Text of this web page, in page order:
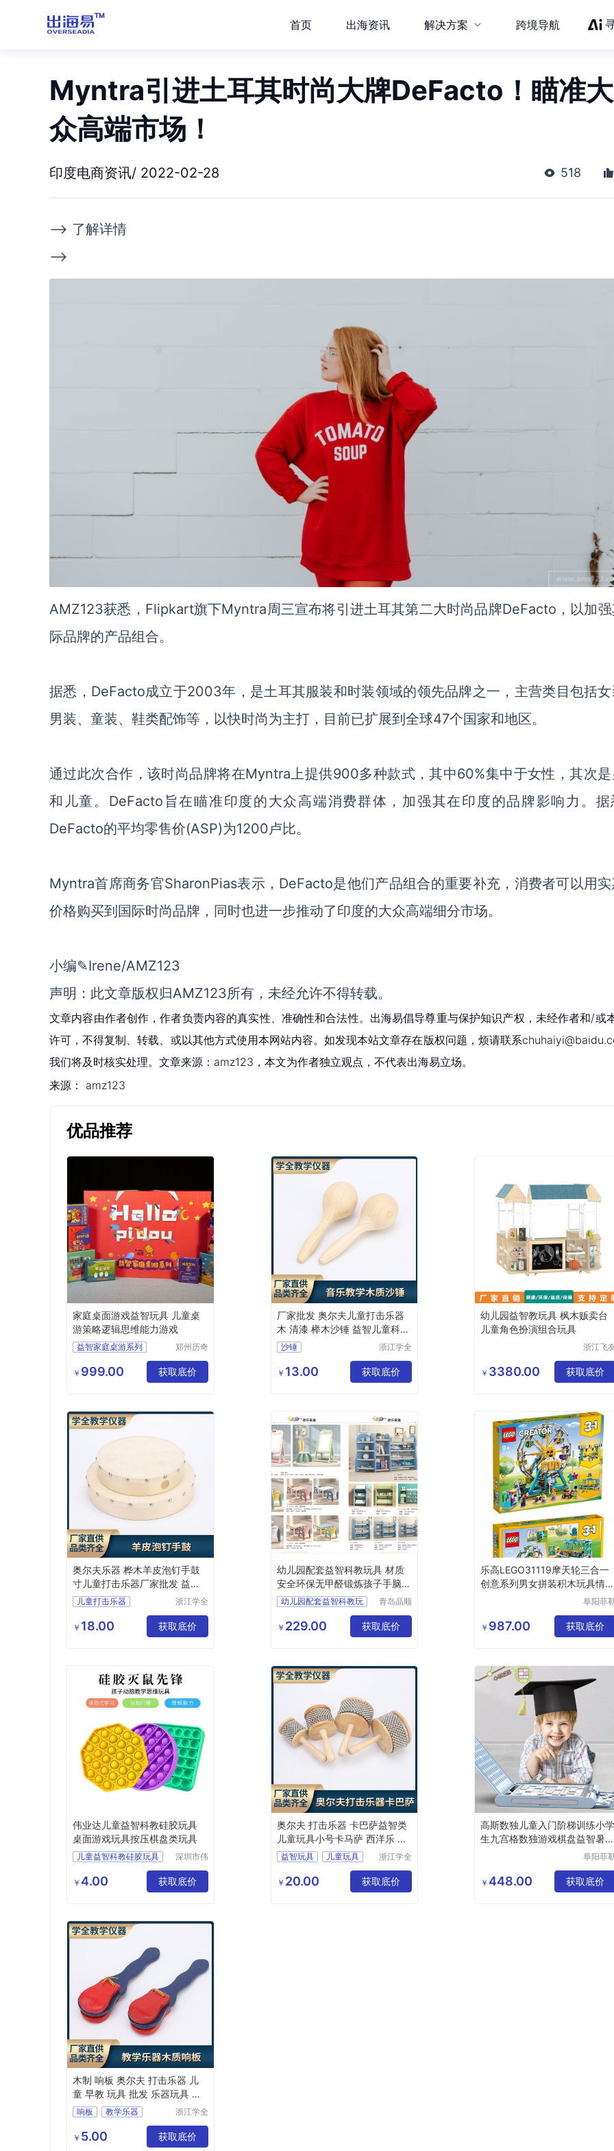
首页 出海资讯 解决方案 跨境导航
Myntra引进土耳其时尚大牌DeFacto！瞄准大
众高端市场！
印度电商资讯/ 2022-02-28 518
--> 了解详情
-->
AMZ123获悉，Flipkart旗下Myntra周三宣布将引进土耳其第二大时尚品牌DeFacto，以加
际品牌的产品组合。
据悉，DeFacto成立于2003年，是土耳其服装和时装领域的领先品牌之一，主营类目包括
男装、童装、鞋类配饰等，以快时尚为主打，目前已扩展到全球47个国家和地区。
通过此次合作，该时尚品牌将在Myntra上提供900多种款式，其中60%集中于女性，其次
和儿童。DeFacto旨在瞄准印度的大众高端消费群体，加强其在印度的品牌影响力。据
DeFacto的平均零售价(ASP)为1200卢比。
Myntra首席商务官SharonPias表示，DeFacto是他们产品组合的重要补充，消费者可以用
价格购买到国际时尚品牌，同时也进一步推动了印度的大众高端细分市场。
小编✎Irene/AMZ123
声明：此文章版权归AMZ123所有，未经允许不得转载。
文章内容由作者创作，作者负责内容的真实性、准确性和合法性。出海易倡导尊重与保护知识产权，未经作者和/或
许可，不得复制、转载、或以其他方式使用本网站内容。如发现本站文章存在版权问题，烦请联系
我们将及时核实处理。文章来源：amz123，本文为作者独立观点，不代表出海易立场。
来源： amz123
优品推荐
家庭桌面游戏益智玩具 儿童桌
游策略逻辑思维能力游戏
益智家庭桌游系列
儿童益智科教玩具
科教桌游
郑州历奇
有限公司
￥ 999.00 获取底价
厂家批发 奥尔夫儿童打击乐器
木 清漆 榉木沙锤 益智儿童科教
玩具 学全
沙锤
音乐教学
浙江学全
有限公司
￥ 13.00 获取底价
幼儿园益智教玩具 枫木贩卖台
儿童角色扮演组合玩具
浙江飞
有限公
￥ 3380.00 获取底价
奥尔夫乐器 桦木羊皮泡钉手鼓
寸儿童打击乐器厂家批发 益智
科教玩具
儿童打击乐器
手鼓
乐器
益智科教玩具
浙江学全
有限公司
￥ 18.00 获取底价
幼儿园配套益智科教玩具 材质
安全环保无甲醛锻炼孩子手脑协
调幼儿园配套益智科教玩
青岛晶顺
备有限公
司
￥ 229.00 获取底价
乐高LEGO31119摩天轮三合一
创意系列男女拼装积木玩具情
阜阳菲
公司
￥ 987.00 获取底价
伟业达儿童益智科教硅胶玩具
桌面游戏玩具按压棋盘类玩具
儿童益智科教硅胶玩具
桌面游戏玩具按压棋盘类玩具
灭鼠先锋模具
深圳市伟
有限公司
￥ 4.00 获取底价
奥尔夫 打击乐器 卡巴萨益智类
儿童玩具小号卡马萨 西洋乐 学
全益智玩具
儿童玩具
儿童玩具价格
浙江学全
有限公司
￥ 20.00 获取底价
高斯数独儿童入门阶梯训练小
生九宫格数独游戏棋盘益智暑
阜阳菲
公司
￥ 448.00 获取底价
木制 响板 奥尔夫 打击乐器 儿
童 早教 玩具 批发 乐器玩具 学
全响板
教学乐器
早教玩具
打击乐器
浙江学全
有限公司
￥ 5.00 获取底价